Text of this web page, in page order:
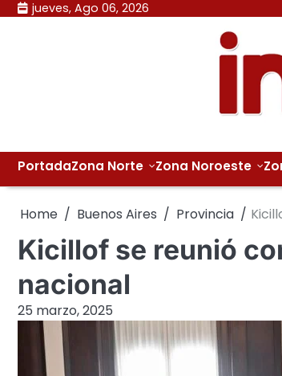
Skip jueves, Ago 06, 2026
PortadaZona Norte Zona Noroeste
Home Buenos Aires Provincia
Kicillof se reunió
nacional
25 marzo, 2025